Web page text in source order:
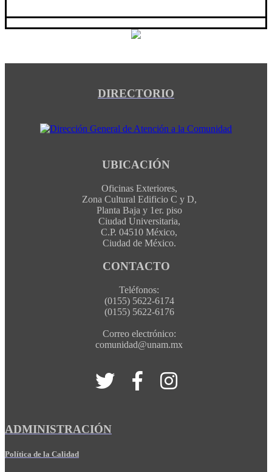
DIRECTORIO
UBICACIÓN
Oficinas Exteriores,
Zona Cultural Edificio C y D,
Planta Baja y 1er. piso
Ciudad Universitaria,
C.P. 04510 México,
Ciudad de México.
CONTACTO
Teléfonos:
(0155) 5622-6174
(0155) 5622-6176
Correo electrónico:
comunidad@unam.mx
ADMINISTRACIÓN
Política de la Calidad